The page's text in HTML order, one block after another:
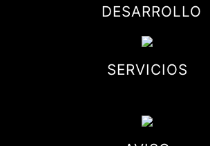
DESARROLLO
SERVICIOS